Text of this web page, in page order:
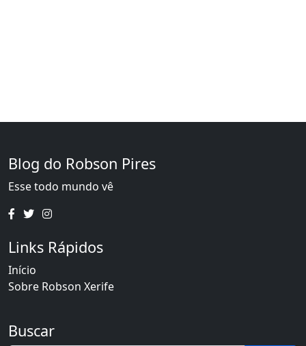
Blog do Robson Pires
Esse todo mundo vê
Links Rápidos
Início
Sobre Robson Xerife
Buscar